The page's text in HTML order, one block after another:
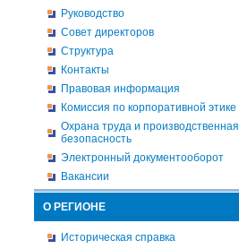
Руководство
Совет директоров
Структура
Контакты
Правовая информация
Комиссия по корпоративной этике
Охрана труда и производственная
безопасность
Электронный документооборот
Вакансии
О РЕГИОНЕ
Историческая справка